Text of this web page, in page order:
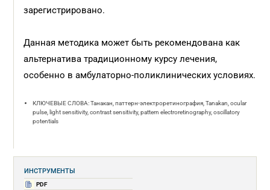
зарегистрировано.
Данная методика может быть рекомендована как
альтернатива традиционному курсу лечения,
особенно в амбулаторно-поликлинических условиях.
КЛЮЧЕВЫЕ СЛОВА: Танакан, паттерн-электроретинография, Tanakan, ocular
pulse, light sensitivity, contrast sensitivity, pattern electroretinography, oscillatory
potentials
ИНСТРУМЕНТЫ
PDF